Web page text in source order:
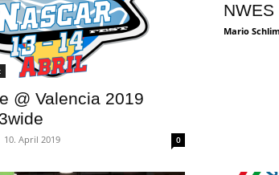
@ Valencia 2019
10. April 2019 0
NWES
Mario